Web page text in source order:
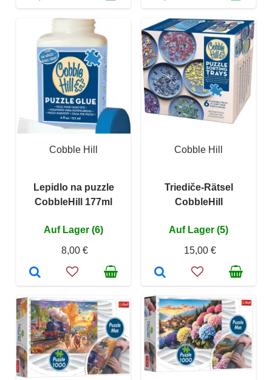
Cobble Hill
Lepidlo na puzzle
CobbleHill 177ml
Auf Lager (6)
8,00 €
Cobble Hill
Triediče-Rätsel
CobbleHill
Auf Lager (5)
15,00 €